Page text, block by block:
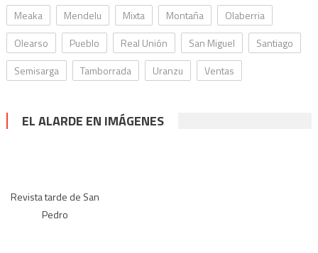
Meaka
Mendelu Mixta Montaña
Olaberria
Olearso
Pueblo Real Unión San Miguel
Santiago
Semisarga
Tamborrada Uranzu Ventas
EL ALARDE EN IMÁGENES
Revista tarde de San
Pedro